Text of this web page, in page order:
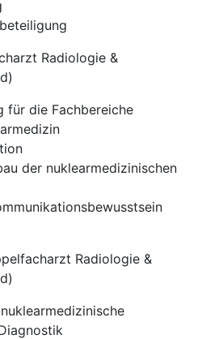
Radiologie &
für die Fachbereiche
der nuklearmedizinischen
Radiologie &